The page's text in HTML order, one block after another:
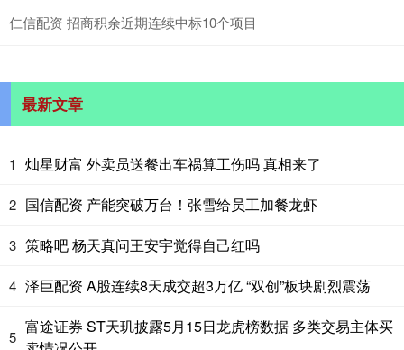
仁信配资 招商积余近期连续中标10个项目
最新文章
1 灿星财富 外卖员送餐出车祸算工伤吗 真相来了
2 国信配资 产能突破万台！张雪给员工加餐龙虾
3 策略吧 杨天真问王安宇觉得自己红吗
4 泽巨配资 A股连续8天成交超3万亿 “双创”板块剧烈震荡
5
富途证券 ST天玑披露5月15日龙虎榜数据 多类交易主体买